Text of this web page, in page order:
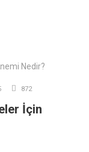
872
İçin